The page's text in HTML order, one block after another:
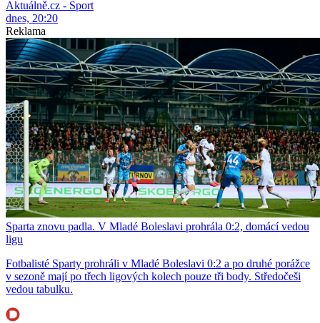
Aktuálně.cz - Sport
dnes, 20:20
Reklama
Sparta znovu padla. V Mladé Boleslavi prohrála 0:2, domácí vedou
ligu
Fotbalisté Sparty prohráli v Mladé Boleslavi 0:2 a po druhé porážce
v sezoně mají po třech ligových kolech pouze tři body. Středočeši
vedou tabulku.